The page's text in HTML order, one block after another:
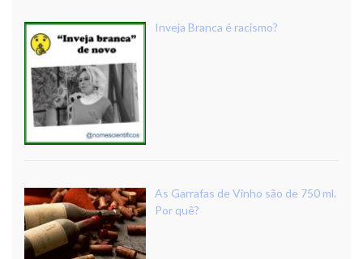
Inveja Branca é racismo?
As Garrafas de Vinho são de 750 ml.
Por quê?